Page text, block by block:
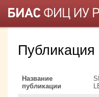
Название
публикации